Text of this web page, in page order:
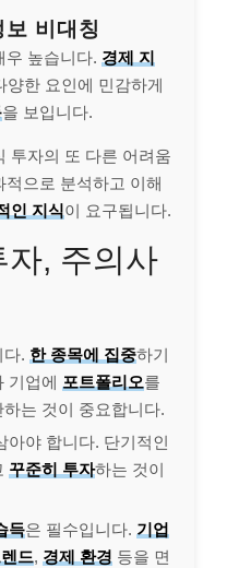
비대칭
우 높습니다. 경제 지
양한 요인에 민감하게
을 보입니다.
투자의 또 다른 어려움
적으로 분석하고 이해
인 지식이 요구됩니다.
자, 주의사
다. 한 종목에 집중하기
기업에 포트폴리오를
는 것이 중요합니다.
아야 합니다. 단기적인
꾸준히 투자하는 것이
득은 필수입니다. 기업
드, 경제 환경 등을 면